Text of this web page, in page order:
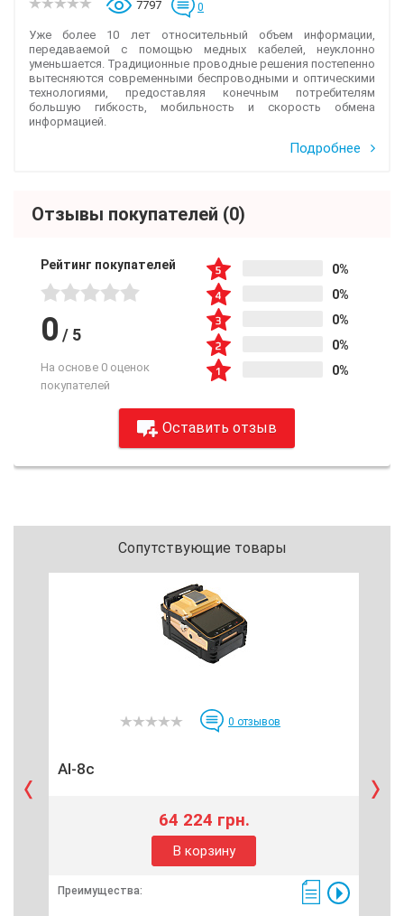
7797 0
Уже более 10 лет относительный объем информации,
передаваемой с помощью медных кабелей, неуклонно
уменьшается. Традиционные проводные решения постепенно
вытесняются современными беспроводными и оптическими
технологиями, предоставляя конечным потребителям
большую гибкость, мобильность и скорость обмена
информацией.
Подробнее
Отзывы покупателей (0)
Рейтинг покупателей
0 / 5
На основе 0 оценок
покупателей
0%
0%
0%
0%
0%
Оставить отзыв
Сопутствующие товары
0 отзывов
AI-8c
64 224 грн.
В корзину
Преимущества: